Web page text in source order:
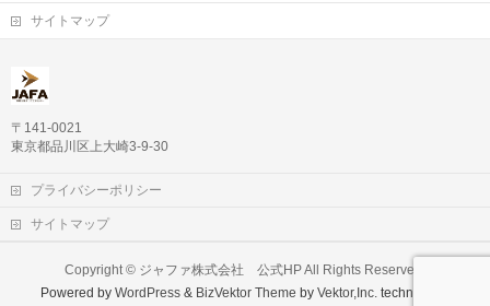
サイトマップ
〒141-0021
東京都品川区上大崎3-9-30
プライバシーポリシー
サイトマップ
Copyright © ジャファ株式会社 公式HPAll Rights Reserved.
Powered byWordPress & BizVektor Theme byVektor,Inc. technology.